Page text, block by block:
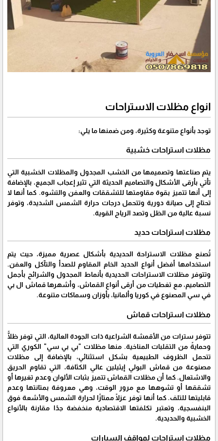
انواع مظلات الاستراحات
توجد بأنواع متنوعة وكثيرة، ومن ضمنها ما يلي:
مظلات استراحات خشبية
يتم صناعتها وتصميمها من الخشب المجدول والمظلات الخشبية التي
تأتي بأرقى الأشكال والتصاميم الحديثة التي تثير إعجاب الجميع، بالإضافة
إلى أنها تتميز بقوة مقاومتها للتشققات والعفن والتشوه. كما أنها لا
تحتاج إلى صيانة دورية وتتحمل درجات حرارة الشمس الشديدة، وتوفر
نسبة عالية من الظل وتصد الرياح القوية.
مظلات استراحات حديد
تُصنع مظلات الاستراحة الحديدية بأشكال عصرية مميزة، حيث يتم
استخدامها أفضل أنواع الحديد الخام المقاوم للصدأ والتآكل والعفن.
وتتوفر مظلات الاستراحات الحديدية بأنماط المجدول والشرائح بأجمل
التصاميم، مع تغطيات من أرقى أنواع القماش، وأشهرها قماش ال بي
في سي المصنوع في كوريا وألمانيا، بأوزان وسماكات متنوعة.
مظلات استراحات قماش
تتوفر سترات من الأقمشة الشراعية ذات الجودة العالية، التي توفر ظلًّا
وحمايةً من التقلبات المناخية. منها مظلات "بي بي سي" الكوري التي
تتحمل الظروف الطبيعية بشكل استثنائي، بالإضافة إلى مظلات
مصنوعة من قماش البولي إيثيلين عالي الكثافة، التي تقاوم الحريق
والاشتعال. كما أن مظلات القماش تتميز بثبات الألوان وعدم تغيرها أو
تشققها أو تشوهها مع مرور الوقت، وهي معروفة بمتانتها وعدم
قابليتها للتلف. كما أنها توفر عزلًا ممتازًا لحرارة الشمس والأشعة فوق
البنفسجية، وتعتبر تكلفتها الاقتصادية منخفضة جدًا مقارنة بالأنواع
الخشبية والحديدية.
مظلات استراحات لمواقف السيارات